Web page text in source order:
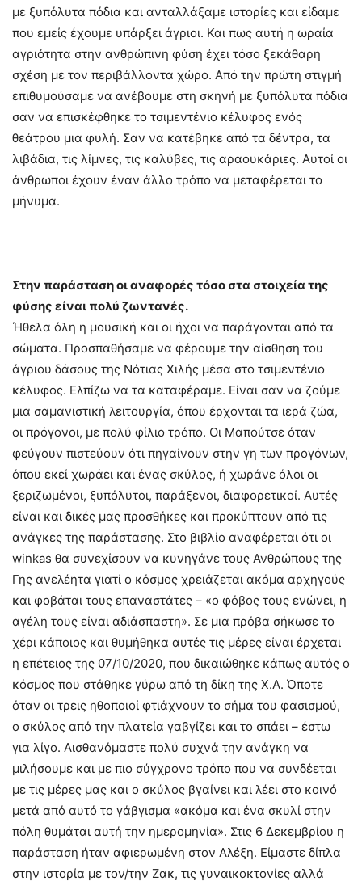
με ξυπόλυτα πόδια και ανταλλάξαμε ιστορίες και είδαμε
που εμείς έχουμε υπάρξει άγριοι. Και πως αυτή η ωραία
αγριότητα στην ανθρώπινη φύση έχει τόσο ξεκάθαρη
σχέση με τον περιβάλλοντα χώρο. Από την πρώτη στιγμή
επιθυμούσαμε να ανέβουμε στη σκηνή με ξυπόλυτα πόδια
σαν να επισκέφθηκε το τσιμεντένιο κέλυφος ενός
θεάτρου μια φυλή. Σαν να κατέβηκε από τα δέντρα, τα
λιβάδια, τις λίμνες, τις καλύβες, τις αραουκάριες. Αυτοί οι
άνθρωποι έχουν έναν άλλο τρόπο να μεταφέρεται το
μήνυμα.
Στην παράσταση οι αναφορές τόσο στα στοιχεία της
φύσης είναι πολύ ζωντανές.
Ήθελα όλη η μουσική και οι ήχοι να παράγονται από τα
σώματα. Προσπαθήσαμε να φέρουμε την αίσθηση του
άγριου δάσους της Νότιας Χιλής μέσα στο τσιμεντένιο
κέλυφος. Ελπίζω να τα καταφέραμε. Είναι σαν να ζούμε
μια σαμανιστική λειτουργία, όπου έρχονται τα ιερά ζώα,
οι πρόγονοι, με πολύ φίλιο τρόπο. Οι Μαπούτσε όταν
φεύγουν πιστεύουν ότι πηγαίνουν στην γη των προγόνων,
όπου εκεί χωράει και ένας σκύλος, ή χωράνε όλοι οι
ξεριζωμένοι, ξυπόλυτοι, παράξενοι, διαφορετικοί. Αυτές
είναι και δικές μας προσθήκες και προκύπτουν από τις
ανάγκες της παράστασης. Στο βιβλίο αναφέρεται ότι οι
winkas θα συνεχίσουν να κυνηγάνε τους Ανθρώπους της
Γης ανελέητα γιατί ο κόσμος χρειάζεται ακόμα αρχηγούς
και φοβάται τους επαναστάτες – «ο φόβος τους ενώνει, η
αγέλη τους είναι αδιάσπαστη». Σε μια πρόβα σήκωσε το
χέρι κάποιος και θυμήθηκα αυτές τις μέρες είναι έρχεται
η επέτειος της 07/10/2020, που δικαιώθηκε κάπως αυτός ο
κόσμος που στάθηκε γύρω από τη δίκη της Χ.Α. Όποτε
όταν οι τρεις ηθοποιοί φτιάχνουν το σήμα του φασισμού,
ο σκύλος από την πλατεία γαβγίζει και το σπάει – έστω
για λίγο. Αισθανόμαστε πολύ συχνά την ανάγκη να
μιλήσουμε και με πιο σύγχρονο τρόπο που να συνδέεται
με τις μέρες μας και ο σκύλος βγαίνει και λέει στο κοινό
μετά από αυτό το γάβγισμα «ακόμα και ένα σκυλί στην
πόλη θυμάται αυτή την ημερομηνία». Στις 6 Δεκεμβρίου η
παράσταση ήταν αφιερωμένη στον Αλέξη. Είμαστε δίπλα
στην ιστορία με τον/την Ζακ, τις γυναικοκτονίες αλλά